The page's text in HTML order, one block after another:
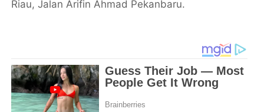
Riau, Jalan Arifin Ahmad Pekanbaru.